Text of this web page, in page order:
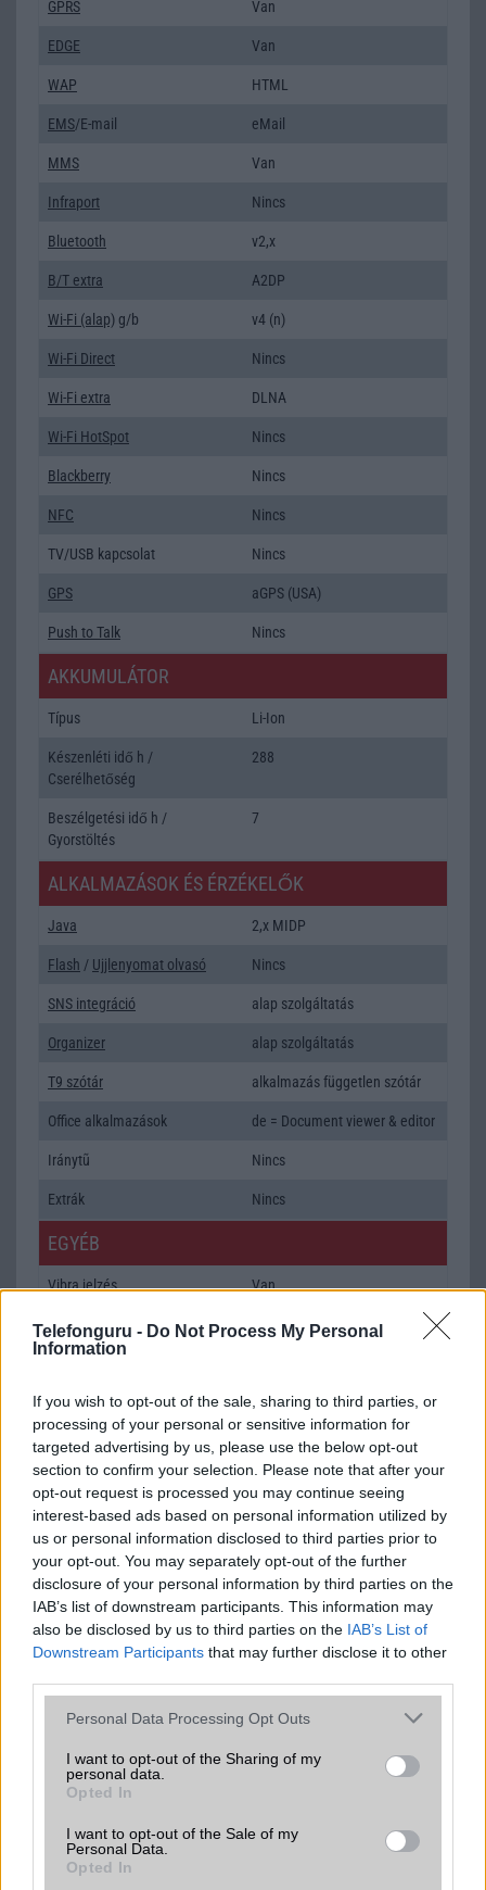
Telefonguru - Do Not Process My Personal
Information
If you wish to opt-out of the sale, sharing to third parties, or
processing of your personal or sensitive information for
targeted advertising by us, please use the below opt-out
section to confirm your selection. Please note that after your
opt-out request is processed you may continue seeing
interest-based ads based on personal information utilized by
us or personal information disclosed to third parties prior to
your opt-out. You may separately opt-out of the further
disclosure of your personal information by third parties on the
IAB’s list of downstream participants. This information may
also be disclosed by us to third parties on the IAB’s List of
Downstream Participants that may further disclose it to other
Please note that this website/app uses one or more Google
not limited to your visit or usage behaviour. You may click to
grant or deny consent to Google and its third-party tags to
use your data for below specified purposes in below Google
consent section.
Personal Data Processing Opt Outs
I want to opt-out of the Sharing of my
personal data.
Opted In
I want to opt-out of the Sale of my
Personal Data.
Opted In
GPRS Van
EDGE Van
WAP HTML
EMS/E-mail eMail
MMS Van
Infraport Nincs
Bluetooth v2,x
B/T extra A2DP
Wi-Fi (alap) g/b v4 (n)
Wi-Fi Direct Nincs
Wi-Fi extra DLNA
Wi-Fi HotSpot Nincs
Blackberry Nincs
NFC Nincs
TV/USB kapcsolat Nincs
GPS aGPS (USA)
Push to Talk Nincs
AKKUMULÁTOR
Típus Li-Ion
Készenléti idő h /
Cserélhetőség
288
Beszélgetési idő h /
Gyorstöltés
7
ALKALMAZÁSOK ÉS ÉRZÉKELŐK
Java 2,x MIDP
Flash / Ujjlenyomat olvasó Nincs
SNS integráció alap szolgáltatás
Organizer alap szolgáltatás
T9 szótár alkalmazás független szótár
Office alkalmazások de = Document viewer & editor
Iránytũ Nincs
Extrák Nincs
EGYÉB
Vibra jelzés Van
SIM típus miniSIM
Flight mode Van
Terület Magyar
Funkciók Nincs
Brand Nincs
Védelem Nincs
Limited Edition
SAR
0,37
Új és Használt GSM kiemelt ajánlatok